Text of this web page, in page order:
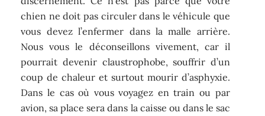
chien ne doit pas circuler dans le véhicule que
vous devez l’enfermer dans la malle arrière.
Nous vous le déconseillons vivement, car il
pourrait devenir claustrophobe, souffrir d’un
coup de chaleur et surtout mourir d’asphyxie.
Dans le cas où vous voyagez en train ou par
avion, sa place sera dans la caisse ou dans le sac